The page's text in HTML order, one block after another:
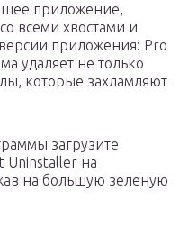
приложение,
всеми хвостами и
приложения: Pro
удаляет не только
которые захламляют
загрузите
Uninstaller на
на большую зеленую